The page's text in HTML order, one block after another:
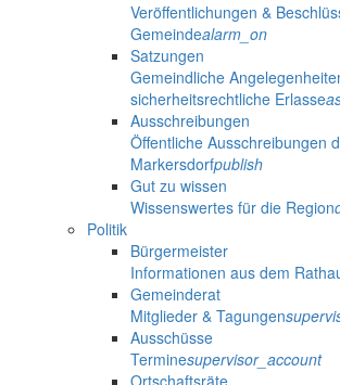
Veröffentlichungen &
Gemeindealarm_on
Satzungen
Gemeindliche
sicherheitsrechtliche Erlasse
Ausschreibungen
Öffentliche Ausschreibungen
Markersdorfpublish
Gut zu wissen
Wissenswertes für die Region
Politik
Bürgermeister
Informationen aus dem
Gemeinderat
Mitglieder & Tagungen
Ausschüsse
Terminesupervisor_account
Ortschaftsräte